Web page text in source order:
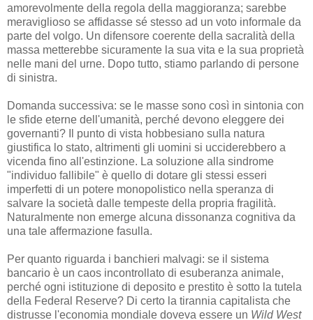
amorevolmente della regola della maggioranza; sarebbe
meraviglioso se affidasse sé stesso ad un voto informale da
parte del volgo. Un difensore coerente della sacralità della
massa metterebbe sicuramente la sua vita e la sua proprietà
nelle mani del urne. Dopo tutto, stiamo parlando di persone
di sinistra.
Domanda successiva: se le masse sono così in sintonia con
le sfide eterne dell'umanità, perché devono eleggere dei
governanti? Il punto di vista hobbesiano sulla natura
giustifica lo stato, altrimenti gli uomini si ucciderebbero a
vicenda fino all'estinzione. La soluzione alla sindrome
"individuo fallibile" è quello di dotare gli stessi esseri
imperfetti di un potere monopolistico nella speranza di
salvare la società dalle tempeste della propria fragilità.
Naturalmente non emerge alcuna dissonanza cognitiva da
una tale affermazione fasulla.
Per quanto riguarda i banchieri malvagi: se il sistema
bancario è un caos incontrollato di esuberanza animale,
perché ogni istituzione di deposito e prestito è sotto la tutela
della Federal Reserve? Di certo la tirannia capitalista che
distrusse l'economia mondiale doveva essere un Wild West